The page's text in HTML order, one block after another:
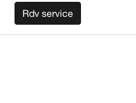
NOUS
4356 Boul Métropolitain E,
Rdv service